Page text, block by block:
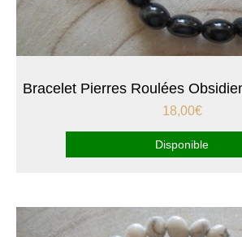
Bracelet Pierres Roulées
18,00€
Disponible